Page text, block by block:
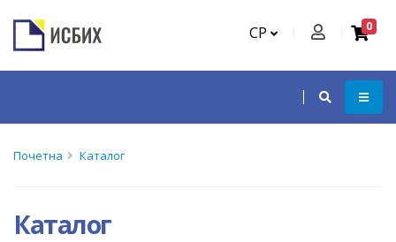
СР 0
Почетна Каталог
Каталог